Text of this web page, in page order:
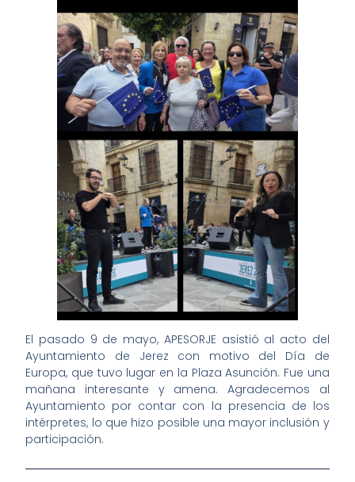
El pasado 9 de mayo, APESORJE asistió al acto del
Ayuntamiento de Jerez con motivo del Día de
Europa, que tuvo lugar en la Plaza Asunción. Fue una
mañana interesante y amena. Agradecemos al
Ayuntamiento por contar con la presencia de los
intérpretes, lo que hizo posible una mayor inclusión y
participación.